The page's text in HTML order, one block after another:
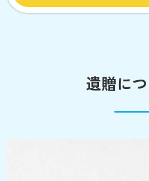
遺贈に